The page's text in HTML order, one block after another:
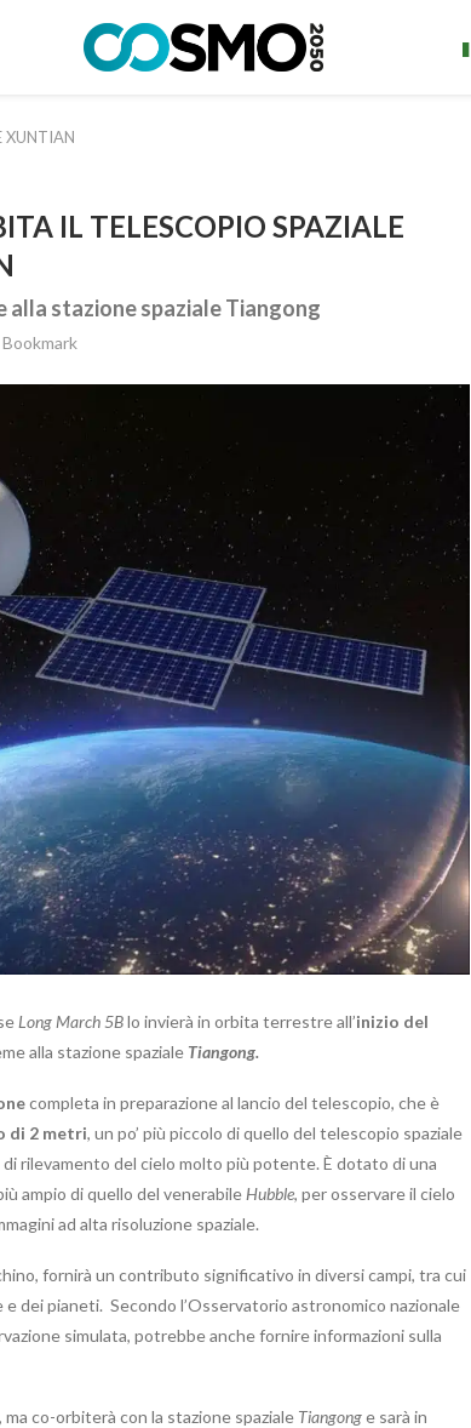
XUNTIAN
IL TELESCOPIO SPAZIALE
alla stazione spaziale Tiangong
Bookmark
Long March 5Blo invierà in orbita terrestre all’inizio del
alla stazione spaziale Tiangong.
completa in preparazione al lancio del telescopio, che è
di 2 metri, un po’ più piccolo di quello del telescopio spaziale
rilevamento del cielo molto più potente. È dotato di una
ampio di quello del venerabile Hubble, per osservare il cielo
ad alta risoluzione spaziale.
fornirà un contributo significativo in diversi campi, tra cui
dei pianeti. Secondo l’Osservatorio astronomico nazionale
simulata, potrebbe anche fornire informazioni sulla
co-orbiterà con la stazione spaziale Tiangonge sarà in